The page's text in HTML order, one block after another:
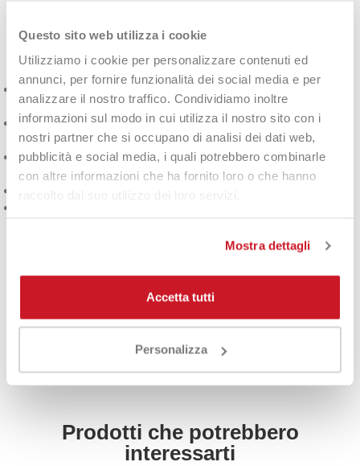
Questo sito web utilizza i cookie
Utilizziamo i cookie per personalizzare contenuti ed
annunci, per fornire funzionalità dei social media e per
analizzare il nostro traffico. Condividiamo inoltre
informazioni sul modo in cui utilizza il nostro sito con i
nostri partner che si occupano di analisi dei dati web,
pubblicità e social media, i quali potrebbero combinarle
con altre informazioni che ha fornito loro o che hanno
raccolto dal suo utilizzo dei loro servizi.
Mostra dettagli
Accetta tutti
Personalizza
Caratteristiche Tecniche
Dry-Tech Technology:
Massima traspirabilità e gestione del
sudore.
Tessuto ultra morbido: Comfort eccezionale in ogni
situazione.
Elasticità ottimale: Perfetta vestibilità che si adatta a ogni
movimento.
Resistenza ai lavaggi:
Mantiene forma e qualità nel tempo.
Nota sulla Vestibilità
questo indumento veste stretto, si consiglia di
una taglia in piùper un comfort ottimale.
Prodotti che potrebbero
interessarti